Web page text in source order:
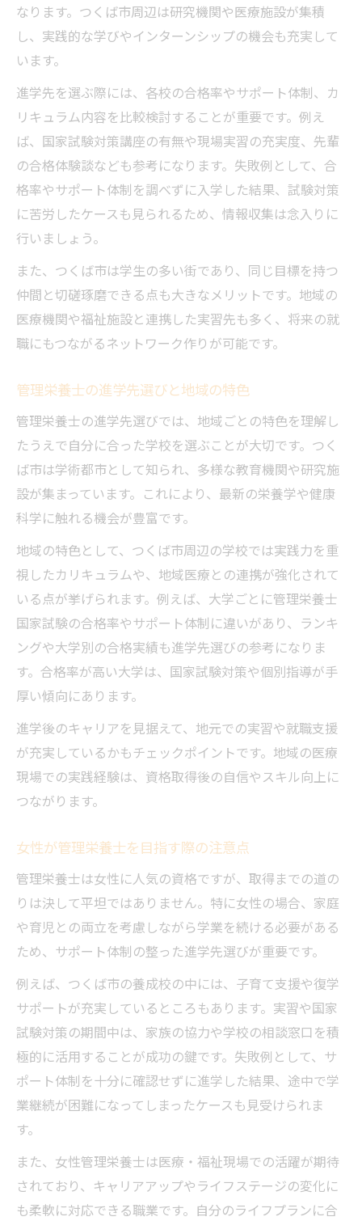
なります。つくば市周辺は研究機関や医療施設が集積
し、実践的な学びやインターンシップの機会も充実して
います。
進学先を選ぶ際には、各校の合格率やサポート体制、カ
リキュラム内容を比較検討することが重要です。例え
ば、国家試験対策講座の有無や現場実習の充実度、先輩
の合格体験談なども参考になります。失敗例として、合
格率やサポート体制を調べずに入学した結果、試験対策
に苦労したケースも見られるため、情報収集は念入りに
行いましょう。
また、つくば市は学生の多い街であり、同じ目標を持つ
仲間と切磋琢磨できる点も大きなメリットです。地域の
医療機関や福祉施設と連携した実習先も多く、将来の就
職にもつながるネットワーク作りが可能です。
管理栄養士の進学先選びと地域の特色
管理栄養士の進学先選びでは、地域ごとの特色を理解し
たうえで自分に合った学校を選ぶことが大切です。つく
ば市は学術都市として知られ、多様な教育機関や研究施
設が集まっています。これにより、最新の栄養学や健康
科学に触れる機会が豊富です。
地域の特色として、つくば市周辺の学校では実践力を重
視したカリキュラムや、地域医療との連携が強化されて
いる点が挙げられます。例えば、大学ごとに管理栄養士
国家試験の合格率やサポート体制に違いがあり、ランキ
ングや大学別の合格実績も進学先選びの参考になりま
す。合格率が高い大学は、国家試験対策や個別指導が手
厚い傾向にあります。
進学後のキャリアを見据えて、地元での実習や就職支援
が充実しているかもチェックポイントです。地域の医療
現場での実践経験は、資格取得後の自信やスキル向上に
つながります。
女性が管理栄養士を目指す際の注意点
管理栄養士は女性に人気の資格ですが、取得までの道の
りは決して平坦ではありません。特に女性の場合、家庭
や育児との両立を考慮しながら学業を続ける必要がある
ため、サポート体制の整った進学先選びが重要です。
例えば、つくば市の養成校の中には、子育て支援や復学
サポートが充実しているところもあります。実習や国家
試験対策の期間中は、家族の協力や学校の相談窓口を積
極的に活用することが成功の鍵です。失敗例として、サ
ポート体制を十分に確認せずに進学した結果、途中で学
業継続が困難になってしまったケースも見受けられま
す。
また、女性管理栄養士は医療・福祉現場での活躍が期待
されており、キャリアアップやライフステージの変化に
も柔軟に対応できる職業です。自分のライフプランに合